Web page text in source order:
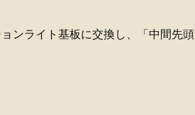
ンライト基板に交換し、「中間先頭